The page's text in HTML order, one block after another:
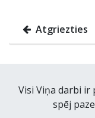
Atgriezties
Visi Viņa darbi ir
spēj